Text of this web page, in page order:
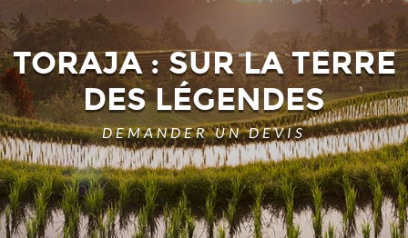
TORAJA : SUR LA TERRE
DES LÉGENDES
DEMANDER UN DEVIS